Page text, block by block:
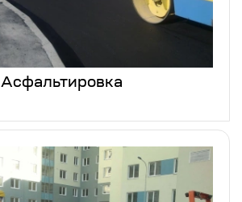
Асфальтировка